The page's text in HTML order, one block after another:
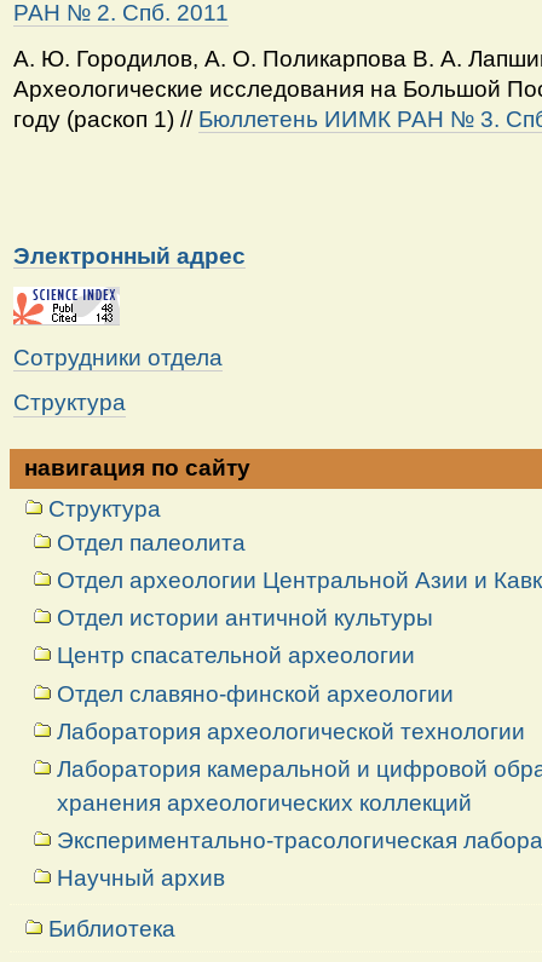
РАН № 2. Спб. 2011
А. Ю. Городилов, А. О. Поликарпова В. А.
Археологические исследования на Большой
году (раскоп 1) // Бюллетень ИИМК РАН № 3.
Электронный адрес
Сотрудники отдела
Структура
навигация по сайту
Структура
Отдел палеолита
Отдел археологии Центральной Азии и
Отдел истории античной культуры
Центр спасательной археологии
Отдел славяно-финской археологии
Лаборатория археологической технологии
Лаборатория камеральной и цифровой
хранения археологических коллекций
Экспериментально-трасологическая
Научный архив
Библиотека